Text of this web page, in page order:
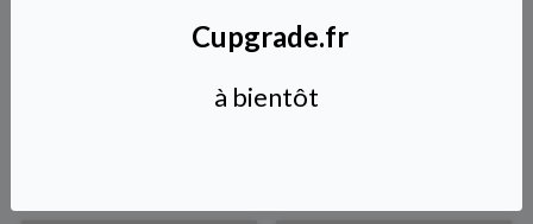
Catégories
AMÉRIQUE CENTRALE
Cupgrade.fr
à bientôt